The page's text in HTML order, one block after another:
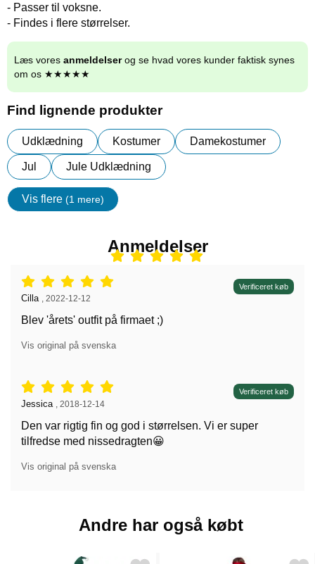
- Passer til voksne.
- Findes i flere størrelser.
Læs vores anmeldelserog se hvad vores kunder faktisk synes
om os ★★★★★
Find lignende produkter
Udklædning Kostumer Damekostumer
Jul Jule Udklædning
Vis flere (1 mere)
Egenskaper
Anmeldelser
Anmeldelser: 5 stjerne af 5, Verificeret køb
Anmeldelser af:
Cilla 2022-12-12
Blev 'årets' outfit på firmaet ;)
Vis original på svenska
Anmeldelser: 5 stjerne af 5, Verificeret køb
Anmeldelser af:
Jessica 2018-12-14
Den var rigtig fin og god i størrelsen. Vi er super
tilfredse med nissedragten😀
Vis original på svenska
Andre har også købt